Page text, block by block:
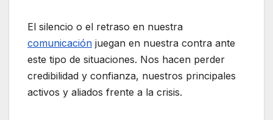
El silencio o el retraso en nuestra
comunicación juegan en nuestra contra ante
este tipo de situaciones. Nos hacen perder
credibilidad y confianza, nuestros principales
activos y aliados frente a la crisis.